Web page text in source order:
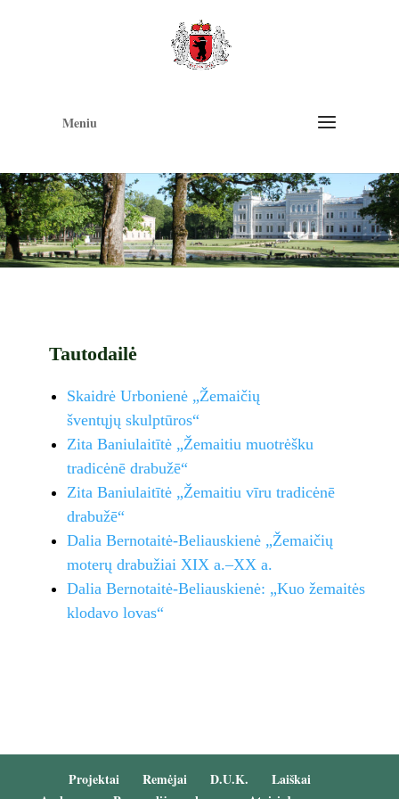
Meniu
Tautodailė
Skaidrė Urbonienė „Žemaičių
šventųjų skulptūros“
Zita Baniulaitītė „Žemaitiu muotrėšku
tradicėnē drabužē“
Zita Baniulaitītė „Žemaitiu vīrutradicėnē
drabužē“
Dalia Bernotaitė-Beliauskienė „Žemaičių
moterų drabužiai XIX a.–XX a.
Dalia Bernotaitė-Beliauskienė: „Kuo žemaitės
klodavo lovas“
Projektai Remėjai D.U.K.
Laiškai